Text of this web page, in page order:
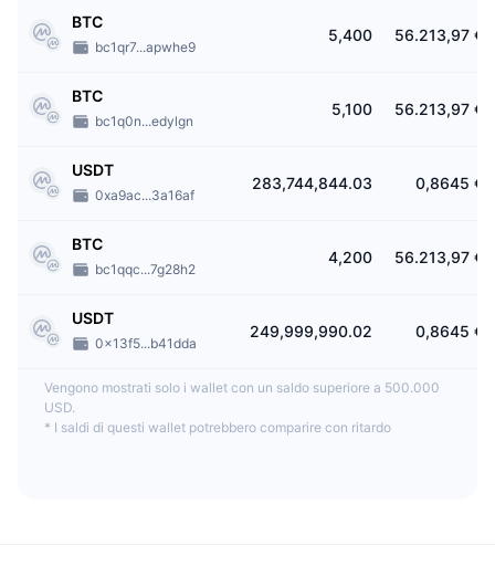
BTC
bc1qr7...apwhe9
5,400 56.213,97 €
BTC
bc1q0n...edylgn
5,100 56.213,97 €
USDT
0xa9ac...3a16af
283,744,844.03 0,8645 €
BTC
bc1qqc...7g28h2
4,200 56.213,97 €
USDT
0x13f5...b41dda
249,999,990.02 0,8645 €
Vengono mostrati solo i wallet con un saldo superiore a 500.000
USD.
* I saldi di questi wallet potrebbero comparire con ritardo